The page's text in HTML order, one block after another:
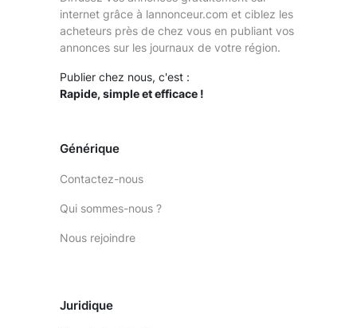
internet grâce à lannonceur.com et ciblez les
acheteurs près de chez vous en publiant vos
annonces sur les journaux de votre région.
Publier chez nous, c'est :
Rapide, simple et efficace !
Générique
Contactez-nous
Qui sommes-nous ?
Nous rejoindre
Juridique